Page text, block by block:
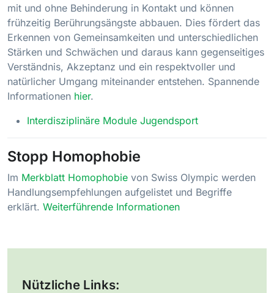
mit und ohne Behinderung in Kontakt und können
frühzeitig Berührungsängste abbauen. Dies fördert das
Erkennen von Gemeinsamkeiten und unterschiedlichen
Stärken und Schwächen und daraus kann gegenseitiges
Verständnis, Akzeptanz und ein respektvoller und
natürlicher Umgang miteinander entstehen. Spannende
Informationen hier.
Interdisziplinäre Module Jugendsport
Stopp Homophobie
Im Merkblatt Homophobie von Swiss Olympic werden
Handlungsempfehlungen aufgelistet und Begriffe
erklärt. Weiterführende Informationen
Nützliche Links: